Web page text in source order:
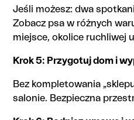
Jeśli możesz: dwa
Zobacz psa w różnych
miejsce, okolice ruchliwej
Krok 5: Przygotuj dom i
Bez kompletowania
salonie. Bezpieczna